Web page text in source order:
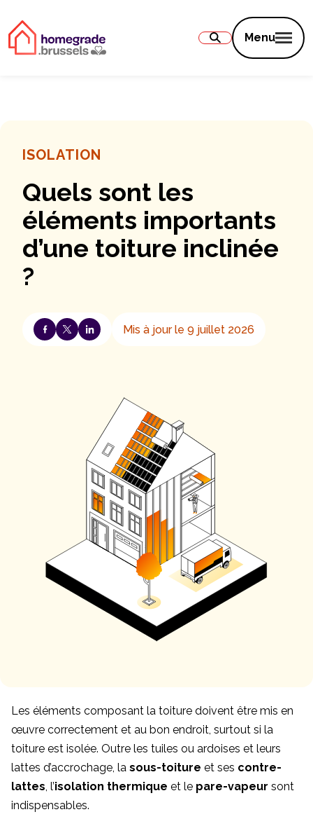
Menu
ISOLATION
Quels sont les
éléments importants
d’une toiture inclinée
?
Mis à jour le 9 juillet 2026
Les éléments composant la toiture doivent être mis en
œuvre correctement et au bon endroit, surtout si la
toiture est isolée. Outre les tuiles ou ardoises et leurs
lattes d’accrochage, la sous-toiture et ses contre-
lattes, l’isolation thermique et le pare-vapeur sont
indispensables.